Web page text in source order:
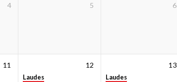
4 5 6
11 12
Laudes
13
Laudes